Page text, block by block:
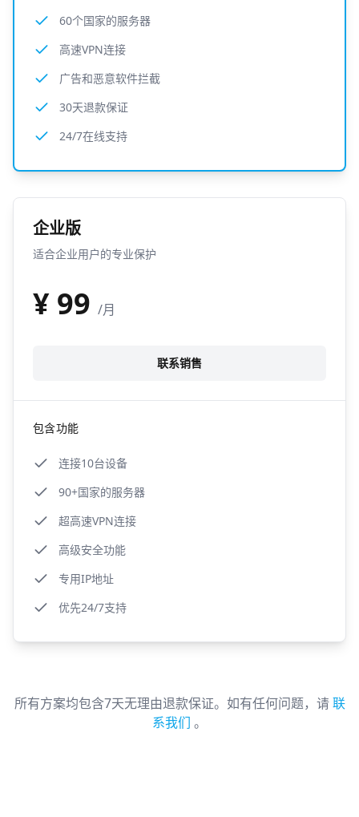
60个国家的服务器
高速VPN连接
广告和恶意软件拦截
30天退款保证
24/7在线支持
企业版
适合企业用户的专业保护
¥ 99 /月
联系销售
包含功能
连接10台设备
90+国家的服务器
超高速VPN连接
高级安全功能
专用IP地址
优先24/7支持
所有方案均包含7天无理由退款保证。如有任何问题，请联
系我们 。